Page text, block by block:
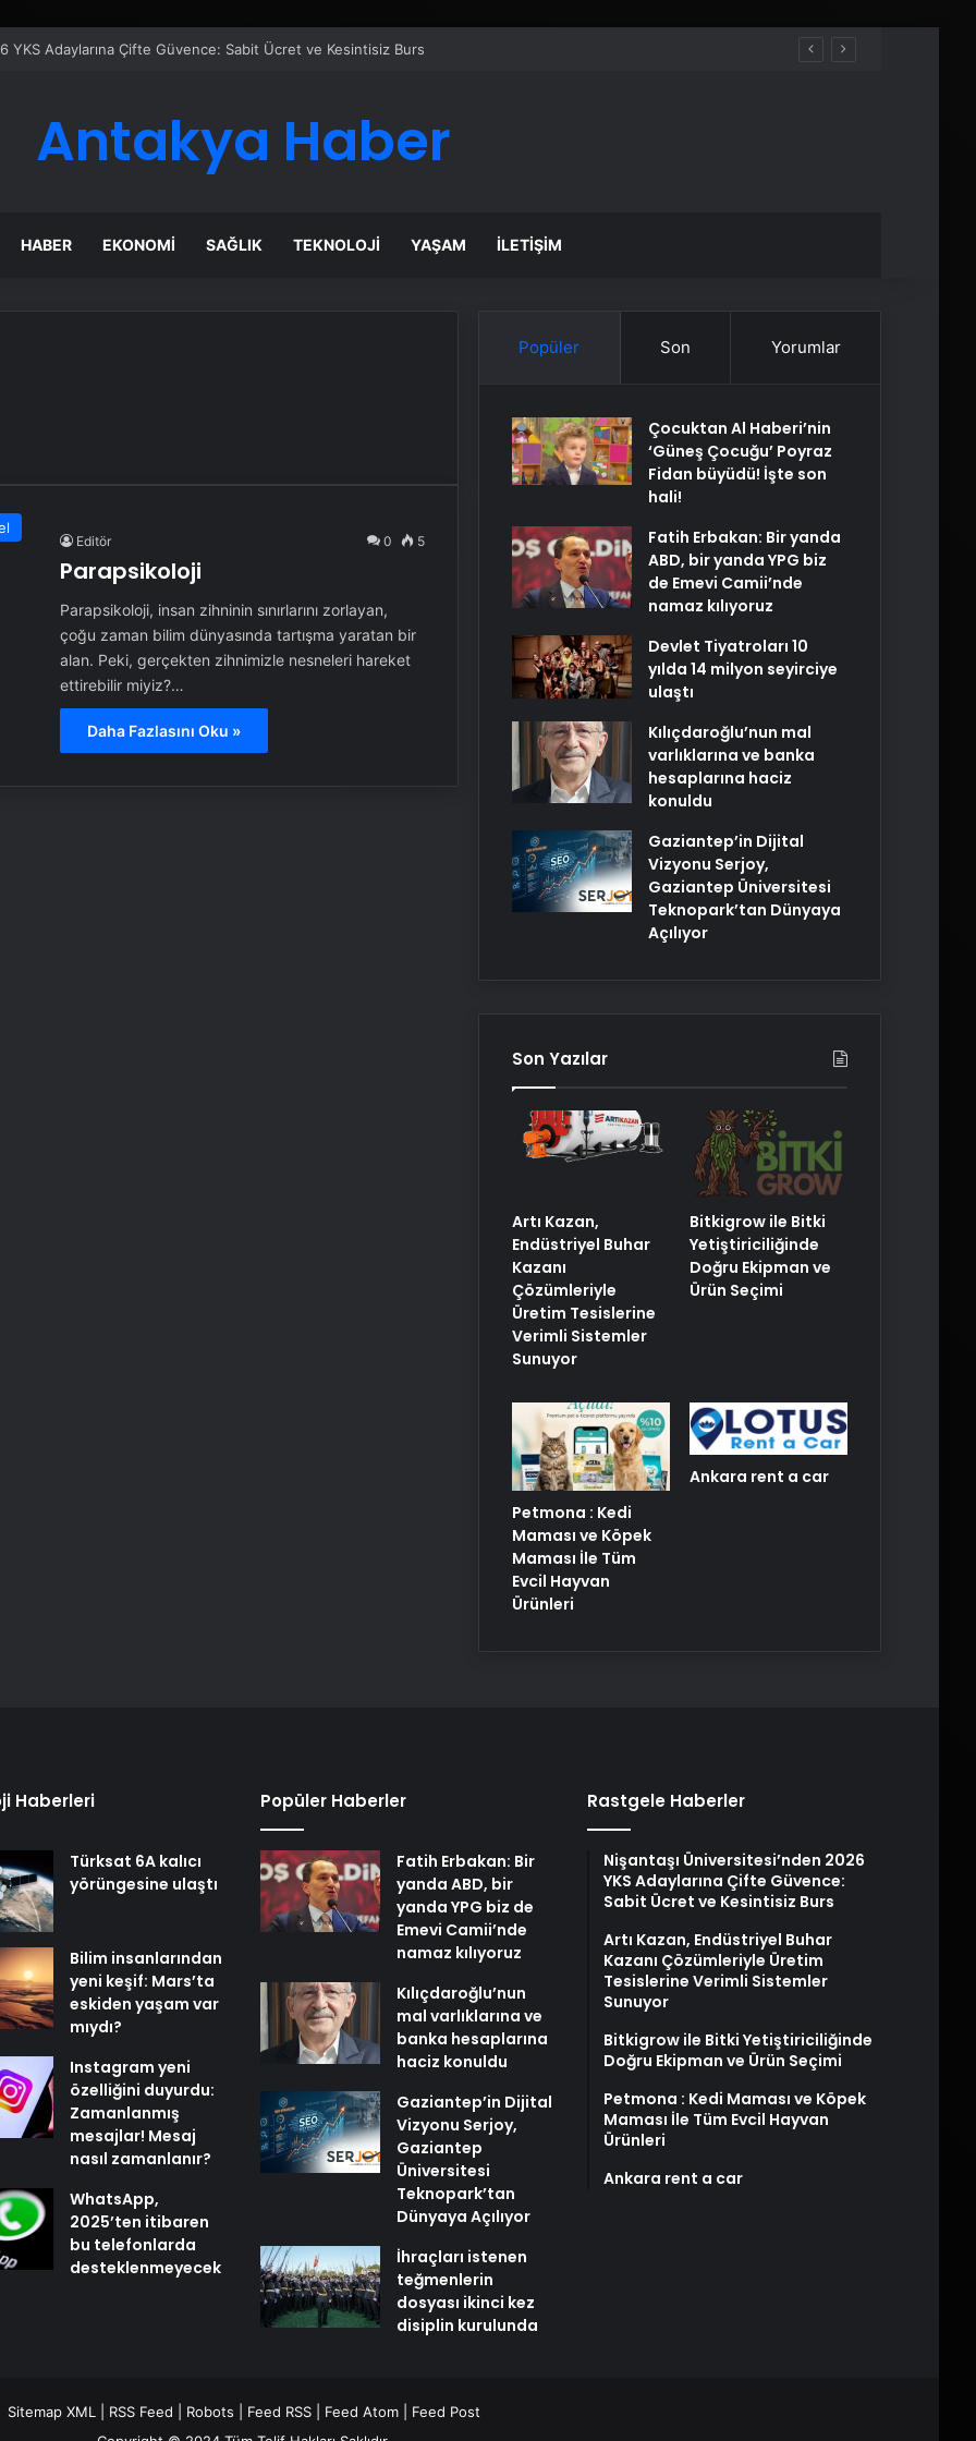
YKS Adaylarına Çifte Güvence: Sabit Ücret ve Kesintisiz Burs
Antakya Haber
HABER EKONOMI SAĞLIK TEKNOLOJI YAŞAM İLETIŞIM
Editör 0 5
Parapsikoloji
Parapsikoloji, insan zihninin sınırlarını zorlayan,
çoğu zaman bilim dünyasında tartışma yaratan bir
alan. Peki, gerçekten zihnimizle nesneleri hareket
ettirebilir miyiz?…
Daha Fazlasını Oku »
Popüler Son Yorumlar
Çocuktan Al Haberi’nin
‘Güneş Çocuğu’ Poyraz
Fidan büyüdü! İşte son
hali!
Fatih Erbakan: Bir yanda
ABD, bir yanda YPG biz
de Emevi Camii’nde
namaz kılıyoruz
Devlet Tiyatroları 10
yılda 14 milyon seyirciye
ulaştı
Kılıçdaroğlu’nun mal
varlıklarına ve banka
hesaplarına haciz
konuldu
Gaziantep’in Dijital
Vizyonu Serjoy,
Gaziantep Üniversitesi
Teknopark’tan Dünyaya
Açılıyor
Son Yazılar
Artı Kazan,
Endüstriyel Buhar
Kazanı
Çözümleriyle
Üretim Tesislerine
Verimli Sistemler
Sunuyor
Bitkigrow ile Bitki
Yetiştiriciliğinde
Doğru Ekipman ve
Ürün Seçimi
Petmona : Kedi
Maması ve Köpek
Maması İle Tüm
Evcil Hayvan
Ürünleri
Ankara rent a car
Haberleri
Türksat 6A kalıcı
yörüngesine ulaştı
Bilim insanlarından
yeni keşif: Mars’ta
eskiden yaşam var
mıydı?
Instagram yeni
özelliğini duyurdu:
Zamanlanmış
mesajlar! Mesaj
nasıl zamanlanır?
WhatsApp,
2025’ten itibaren
bu telefonlarda
desteklenmeyecek
Popüler Haberler
Fatih Erbakan: Bir
yanda ABD, bir
yanda YPG biz de
Emevi Camii’nde
namaz kılıyoruz
Kılıçdaroğlu’nun
mal varlıklarına ve
banka hesaplarına
haciz konuldu
Gaziantep’in Dijital
Vizyonu Serjoy,
Gaziantep
Üniversitesi
Teknopark’tan
Dünyaya Açılıyor
İhraçları istenen
teğmenlerin
dosyası ikinci kez
disiplin kurulunda
Rastgele Haberler
Nişantaşı Üniversitesi’nden 2026
YKS Adaylarına Çifte Güvence:
Sabit Ücret ve Kesintisiz Burs
Artı Kazan, Endüstriyel Buhar
Kazanı Çözümleriyle Üretim
Tesislerine Verimli Sistemler
Sunuyor
Bitkigrow ile Bitki Yetiştiriciliğinde
Doğru Ekipman ve Ürün Seçimi
Petmona : Kedi Maması ve Köpek
Maması İle Tüm Evcil Hayvan
Ürünleri
Ankara rent a car
Sitemap XML| RSS Feed Robots Feed RSS| Feed Atom| Feed Post